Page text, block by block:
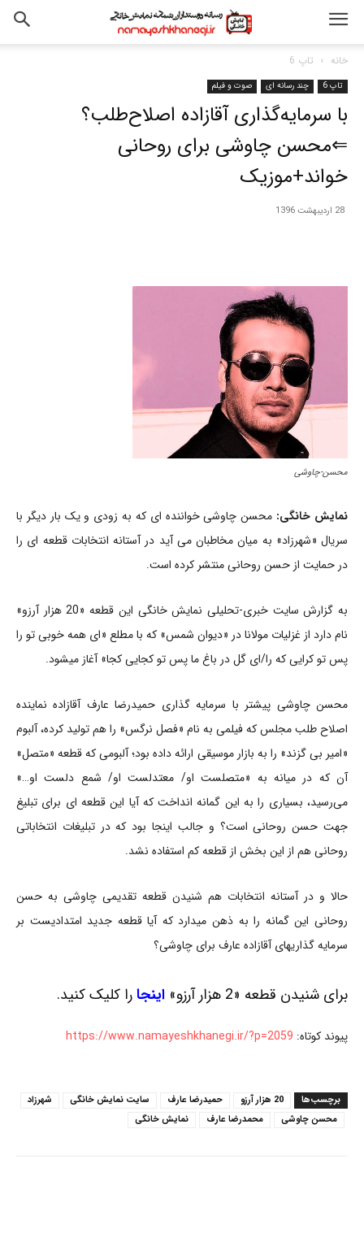
خانه تاپ 6
تاپ 6 چند رسانه ای صوت و فیلم
با سرمایه‌گذاری آقازاده اصلاح‌طلب؟
⇐محسن چاوشی برای روحانی
خواند+موزیک
28 اردیبهشت 1396
محسن-چاوشی
نمایش خانگی: محسن چاوشی خواننده ای که به زودی و یک بار دیگر با
سریال «شهرزاد» به میان مخاطبان می آید در آستانه انتخابات قطعه ای را
در حمایت از حسن روحانی منتشر کرده است.
به گزارش سایت خبری-تحلیلی نمایش خانگی این قطعه «20 هزار آرزو»
نام دارد از غزلیات مولانا در «دیوان شمس» که با مطلع «ای همه خوبی تو را
پس تو کرایی که را/ای گل در باغ ما پس تو کجایی کجا» آغاز میشود.
محسن چاوشی پیشتر با سرمایه گذاری حمیدرضا عارف آقازاده نماینده
اصلاح طلب مجلس که فیلمی به نام «فصل نرگس» را هم تولید کرده، آلبوم
«امیر بی گزند» را به بازار موسیقی ارائه داده بود؛ آلبومی که قطعه «متصل»
آن که در میانه به «متصلست او/ معتدلست او/ شمع دلست او…»
می‌رسید، بسیاری را به این گمانه انداخت که آیا این قطعه ای برای تبلیغ
جهت حسن روحانی است؟ و جالب اینجا بود که در تبلیغات انتخاباتی
روحانی هم از این بخش از قطعه کم استفاده نشد.
حالا و در آستانه انتخابات هم شنیدن قطعه تقدیمی چاوشی به حسن
روحانی این گمانه را به ذهن میدارد که آیا قطعه جدید امتدادیست بر
سرمایه گذاریهای آقازاده عارف برای چاوشی؟
برای شنیدن قطعه «2 هزار آرزو» اینجارا کلیک کنید.
پیوند کوتاه: https://www.namayeshkhanegi.ir/?p=2059
برچسب‌ها 20 هزار آرزو حمیدرضا عارف سایت نمایش خانگی
شهرزاد
محسن چاوشی
محمدرضا عارف نمایش خانگی